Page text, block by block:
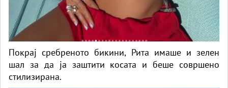
Покрај сребреното бикини, Рита имаше и зелен
шал за да ја заштити косата и беше совршено
стилизирана.